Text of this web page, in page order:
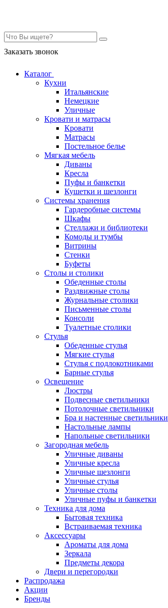
Заказать звонок
Каталог
Кухни
Итальянские
Немецкие
Уличные
Кровати и матрасы
Кровати
Матрасы
Постельное белье
Мягкая мебель
Диваны
Кресла
Пуфы и банкетки
Кушетки и шезлонги
Системы хранения
Гардеробные системы
Шкафы
Стеллажи и библиотеки
Комоды и тумбы
Витрины
Стенки
Буфеты
Столы и столики
Обеденные столы
Раздвижные столы
Журнальные столики
Письменные столы
Консоли
Туалетные столики
Стулья
Обеденные стулья
Мягкие стулья
Стулья с подлокотниками
Барные стулья
Освещение
Люстры
Подвесные светильники
Потолочные светильники
Бра и настенные светильники
Настольные лампы
Напольные светильники
Загородная мебель
Уличные диваны
Уличные кресла
Уличные шезлонги
Уличные стулья
Уличные столы
Уличные пуфы и банкетки
Техника для дома
Бытовая техника
Встраиваемая техника
Аксессуары
Ароматы для дома
Зеркала
Предметы декора
Двери и перегородки
Распродажа
Акции
Бренды